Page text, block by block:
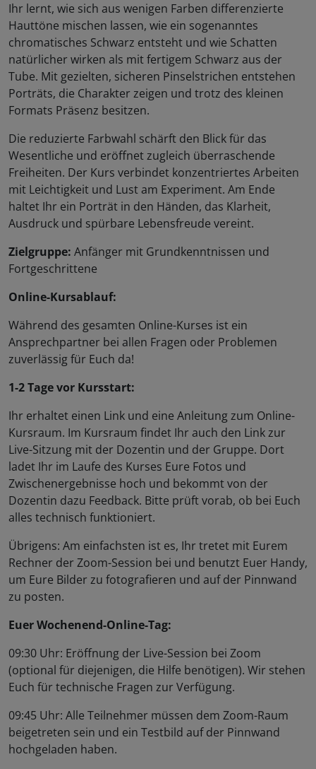
Ihr lernt, wie sich aus wenigen Farben differenzierte
Hauttöne mischen lassen, wie ein sogenanntes
chromatisches Schwarz entsteht und wie Schatten
natürlicher wirken als mit fertigem Schwarz aus der
Tube. Mit gezielten, sicheren Pinselstrichen entstehen
Porträts, die Charakter zeigen und trotz des kleinen
Formats Präsenz besitzen.
Die reduzierte Farbwahl schärft den Blick für das
Wesentliche und eröffnet zugleich überraschende
Freiheiten. Der Kurs verbindet konzentriertes Arbeiten
mit Leichtigkeit und Lust am Experiment. Am Ende
haltet Ihr ein Porträt in den Händen, das Klarheit,
Ausdruck und spürbare Lebensfreude vereint.
Zielgruppe: Anfänger mit Grundkenntnissen und
Fortgeschrittene
Online-Kursablauf:
Während des gesamten Online-Kurses ist ein
Ansprechpartner bei allen Fragen oder Problemen
zuverlässig für Euch da!
1-2 Tage vor Kursstart:
Ihr erhaltet einen Link und eine Anleitung zum Online-
Kursraum. Im Kursraum findet Ihr auch den Link zur
Live-Sitzung mit der Dozentin und der Gruppe. Dort
ladet Ihr im Laufe des Kurses Eure Fotos und
Zwischenergebnisse hoch und bekommt von der
Dozentin dazu Feedback. Bitte prüft vorab, ob bei Euch
alles technisch funktioniert.
Übrigens: Am einfachsten ist es, Ihr tretet mit Eurem
Rechner der Zoom-Session bei und benutzt Euer Handy,
um Eure Bilder zu fotografieren und auf der Pinnwand
zu posten.
Euer Wochenend-Online-Tag:
09:30 Uhr: Eröffnung der Live-Session bei Zoom
(optional für diejenigen, die Hilfe benötigen). Wir stehen
Euch für technische Fragen zur Verfügung.
09:45 Uhr: Alle Teilnehmer müssen dem Zoom-Raum
beigetreten sein und ein Testbild auf der Pinnwand
hochgeladen haben.